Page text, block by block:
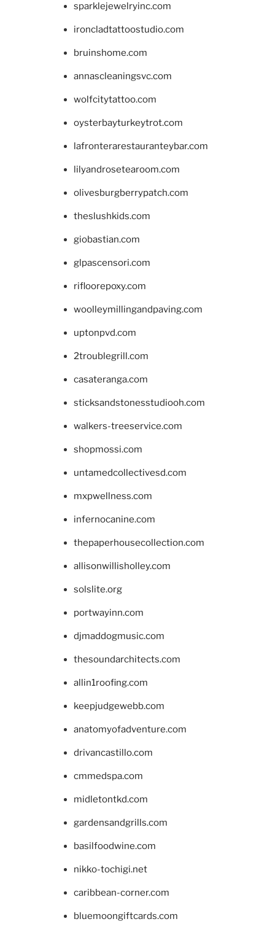
sparklejewelryinc.com
ironcladtattoostudio.com
bruinshome.com
annascleaningsvc.com
wolfcitytattoo.com
oysterbayturkeytrot.com
lafronterarestauranteybar.com
lilyandrosetearoom.com
olivesburgberrypatch.com
theslushkids.com
giobastian.com
glpascensori.com
rifloorepoxy.com
woolleymillingandpaving.com
uptonpvd.com
2troublegrill.com
casateranga.com
sticksandstonesstudiooh.com
walkers-treeservice.com
shopmossi.com
untamedcollectivesd.com
mxpwellness.com
infernocanine.com
thepaperhousecollection.com
allisonwillisholley.com
solslite.org
portwayinn.com
djmaddogmusic.com
thesoundarchitects.com
allin1roofing.com
keepjudgewebb.com
anatomyofadventure.com
drivancastillo.com
cmmedspa.com
midletontkd.com
gardensandgrills.com
basilfoodwine.com
nikko-tochigi.net
caribbean-corner.com
bluemoongiftcards.com